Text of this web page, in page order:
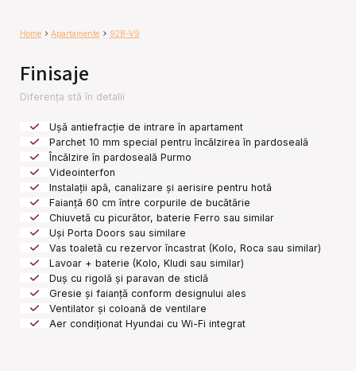
Home Apartamente 92B-V9
Finisaje
Diferența stă în detalii
Ușă antiefracție de intrare în apartament
Parchet 10 mm special pentru încălzirea în pardoseală
Încălzire în pardoseală Purmo
Videointerfon
Instalații apă, canalizare și aerisire pentru hotă
Faianță 60 cm între corpurile de bucătărie
Chiuvetă cu picurător, baterie Ferro sau similar
Uși Porta Doors sau similare
Vas toaletă cu rezervor încastrat (Kolo, Roca sau similar)
Lavoar + baterie (Kolo, Kludi sau similar)
Duș cu rigolă și paravan de sticlă
Gresie și faianță conform designului ales
Ventilator și coloană de ventilare
Aer condiționat Hyundai cu Wi-Fi integrat